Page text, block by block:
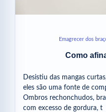
Emagrecer dos
Como
Desistiu das mangas
eles são uma fonte de
Ombros rechonchudos,
com excesso de gordura, t